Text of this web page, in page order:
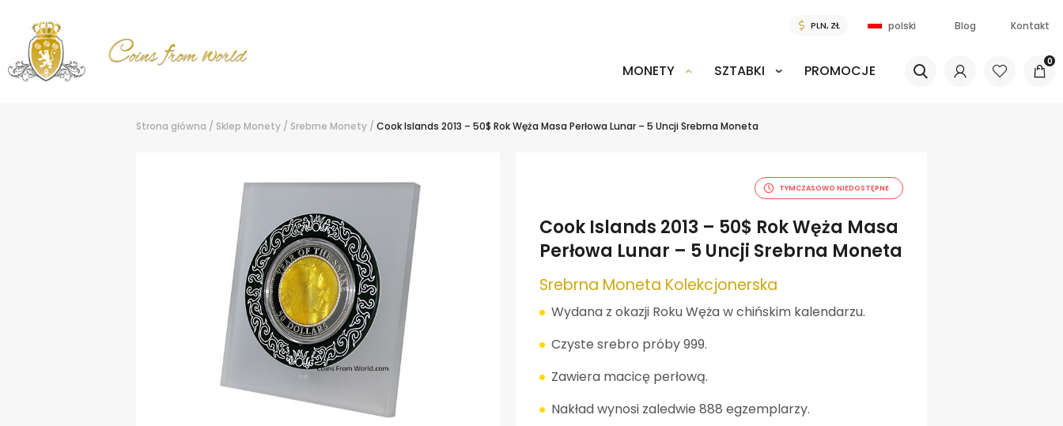
polski Blog Kontakt
MONETY SZTABKI PROMOCJE
0
Strona główna / Sklep Monety / Srebrne Monety / Cook Islands 2013 – 50$ Rok Węża Masa Perłowa Lunar – 5 Uncji Srebrna Moneta
TYMCZASOWO NIEDOSTĘPNE
Cook Islands 2013 – 50$ Rok Węża Masa
Perłowa Lunar – 5 Uncji Srebrna Moneta
Srebrna Moneta Kolekcjonerska
Wydana z okazji Roku Węża w chińskim kalendarzu.
Czyste srebro próby 999.
Zawiera macicę perłową.
Nakład wynosi zaledwie 888 egzemplarzy.